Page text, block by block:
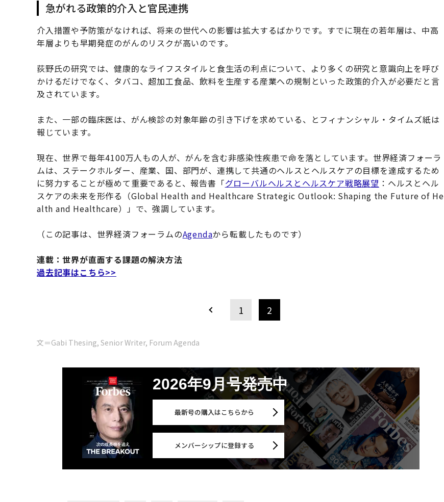
急がれる政策的介入と官民連携
介入措置や予防策がなければ、将来の世代への影響は拡大するばかりです。すでに現在の若年層は、中高
年層よりも早期発症のがんのリスクが高いのです。
荻野氏の研究では、健康的なライフスタイルと食生活の利点について、より多くの研究と意識向上を呼び
かけるだけでなく、タバコ、超加工食品、飲料を生産する産業への規制といった政策的介入が必要だと言
及されています。
また、一部の臨床医は、がん検診の対象年齢の引き下げを求めている、とフィナンシャル・タイムズ紙は
報じています。
現在、世界で毎年4100万人もの人が、がんを含む非感染性疾患で命を落としています。世界経済フォーラ
ムは、ステークホルダー、産業、国、部門が、連携して共通のヘルスとヘルスケアの目標を達成するため
に努力することが極めて重要であると、報告書「グローバルヘルスとヘルスケア戦略展望 ：ヘルスとヘル
スケアの未来を形作る（Global Health and Healthcare Strategic Outlook: Shaping the Future of He
alth and Healthcare）」で、強調しています。
（この記事は、世界経済フォーラムのAgendaから転載したものです）
連載：世界が直面する課題の解決方法
過去記事はこちら>>
1 2
文＝Gabi Thesing, Senior Writer, Forum Agenda
2026年9月号発売中
最新号の購入はこちらから
メンバーシップに登録する